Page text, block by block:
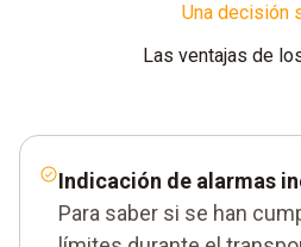
Una decisión
Las ventajas de
Indicación de alarmas
Para saber si se han